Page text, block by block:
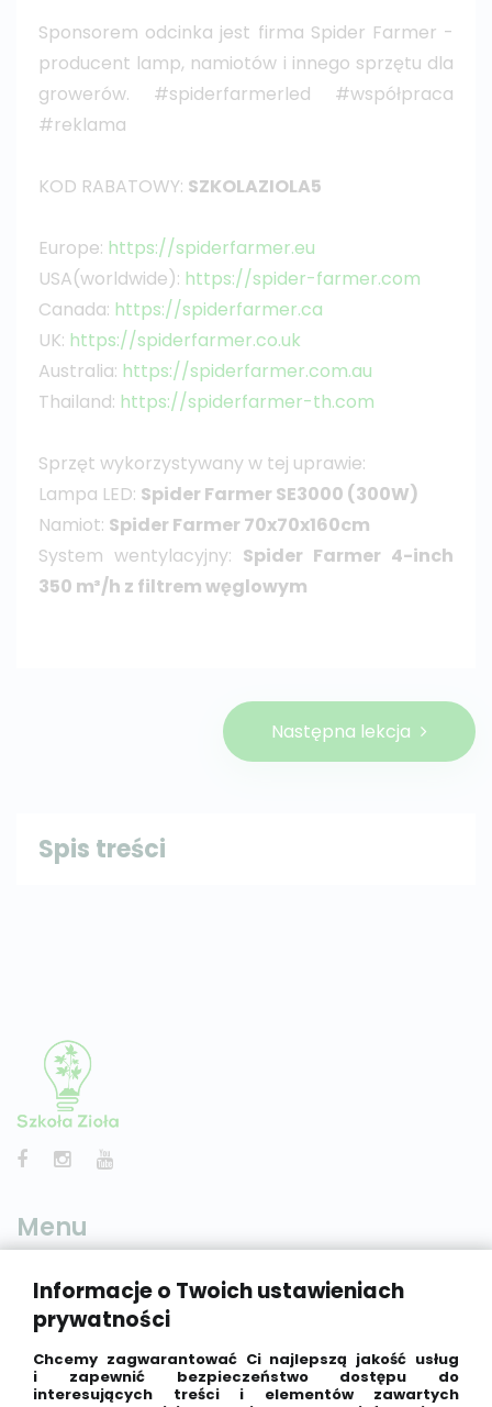
Sponsorem odcinka jest firma Spider Farmer -
producent lamp, namiotów i innego sprzętu dla
growerów. #spiderfarmerled #współpraca
#reklama
KOD RABATOWY: SZKOLAZIOLA5
Europe: https://spiderfarmer.eu
USA(worldwide): https://spider-farmer.com
Canada: https://spiderfarmer.ca
UK: https://spiderfarmer.co.uk
Australia: https://spiderfarmer.com.au
Thailand: https://spiderfarmer-th.com
Sprzęt wykorzystywany w tej uprawie:
Lampa LED: Spider Farmer SE3000 (300W)
Namiot: Spider Farmer 70x70x160cm
System wentylacyjny: Spider Farmer 4-inch
350 m³/h z filtrem węglowym
Następna lekcja
Spis treści
Menu
Home
Lekcje
Kody Rabatowe
Kalkulator growera
Informacje o Twoich ustawieniach
prywatności
Chcemy zagwarantować Ci najlepszą jakość usług
i zapewnić bezpieczeństwo dostępu do
interesujących treści i elementów zawartych